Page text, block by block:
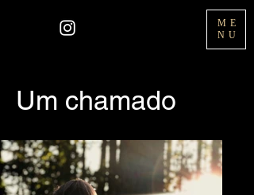
ME
NU
Um chamado